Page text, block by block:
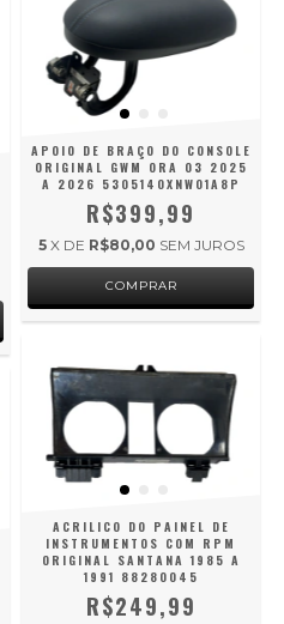
APOIO DE BRAÇO DO CONSOLE
ORIGINAL GWM ORA 03 2025
A 2026 5305140XNW01A8P
R$399,99
5 X DE R$80,00 SEM JUROS
ACRILICO DO PAINEL DE
INSTRUMENTOS COM RPM
ORIGINAL SANTANA 1985 A
1991 88280045
R$249,99